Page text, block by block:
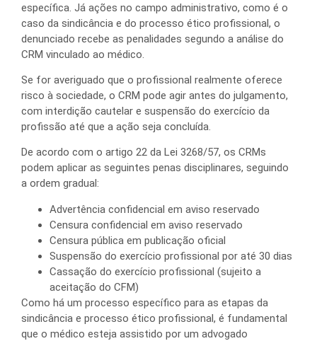
específica. Já ações no campo administrativo, como é o
caso da sindicância e do processo ético profissional, o
denunciado recebe as penalidades segundo a análise do
CRM vinculado ao médico.
Se for averiguado que o profissional realmente oferece
risco à sociedade, o CRM pode agir antes do julgamento,
com interdição cautelar e suspensão do exercício da
profissão até que a ação seja concluída.
De acordo com o artigo 22 da Lei 3268/57, os CRMs
podem aplicar as seguintes penas disciplinares, seguindo
a ordem gradual:
Advertência confidencial em aviso reservado
Censura confidencial em aviso reservado
Censura pública em publicação oficial
Suspensão do exercício profissional por até 30 dias
Cassação do exercício profissional (sujeito a
aceitação do CFM)
Como há um processo específico para as etapas da
sindicância e processo ético profissional, é fundamental
que o médico esteja assistido por um advogado